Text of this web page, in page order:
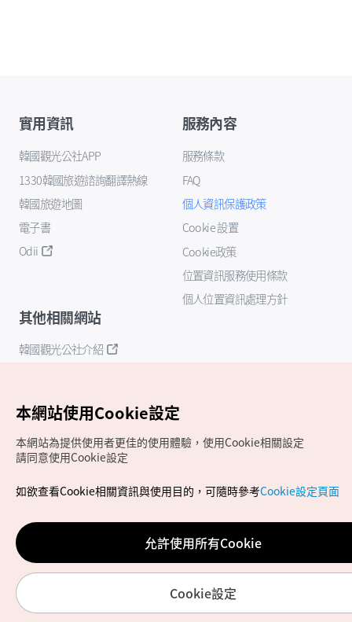
實用資訊
韓國觀光公社APP
1330韓國旅遊諮詢翻譯熱線
韓國旅遊地圖
電子書
Odii
服務內容
服務條款
FAQ
個人資訊保護政策
Cookie 設置
Cookie政策
位置資訊服務使用條款
個人位置資訊處理方針
其他相關網站
韓國觀光公社介紹
Copyrights (c) 韓國觀光公社版權所有
如有相關疑問或建議，歡迎來信至官方信箱
chinese_big5@knto.or.kr
本網站使用Cookie設定
本網站為提供使用者更佳的使用體驗，使用Cookie相關設定
請同意使用Cookie設定
如欲查看Cookie相關資訊與使用目的，可隨時參考Cookie設定頁面
允許使用所有Cookie
Cookie設定